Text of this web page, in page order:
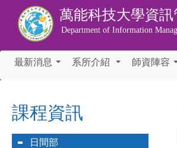
萬能科技大學資
Department of Information
最新消息 系所介紹 師資陣容
課程資訊
日間部